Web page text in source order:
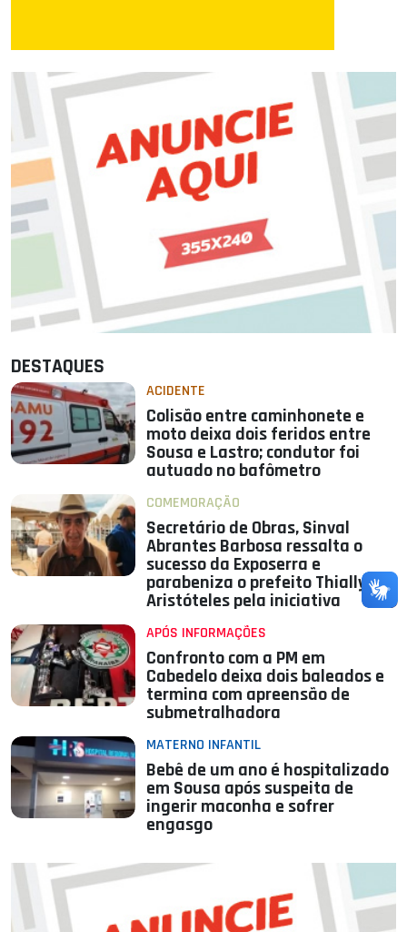
DESTAQUES
ACIDENTE
Colisão entre caminhonete e
moto deixa dois feridos entre
Sousa e Lastro; condutor foi
autuado no bafômetro
COMEMORAÇÃO
Secretário de Obras, Sinval
Abrantes Barbosa ressalta o
sucesso da Exposerra e
parabeniza o prefeito Thially
Aristóteles pela iniciativa
APÓS INFORMAÇÕES
Confronto com a PM em
Cabedelo deixa dois baleados e
termina com apreensão de
submetralhadora
MATERNO INFANTIL
Bebê de um ano é hospitalizado
em Sousa após suspeita de
ingerir maconha e sofrer
engasgo